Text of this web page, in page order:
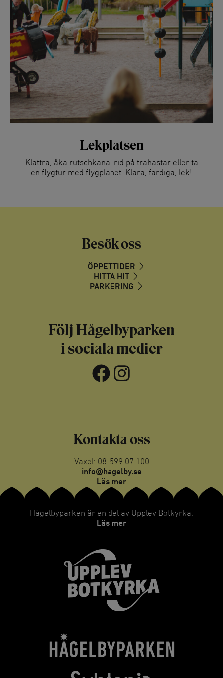
Lekplatsen
Klättra, åka rutschkana, rid på trähästar eller ta
en flygtur med flygplanet. Klara, färdiga, lek!
Besök oss
ÖPPETTIDER
HITTA HIT
PARKERING
Följ Hågelbyparken
i sociala medier
Facebook Instagram
Kontakta oss
Växel: 08-599 07 100
info@hagelby.se
Läs mer
Hågelbyparken är en del av Upplev Botkyrka.
Läs mer